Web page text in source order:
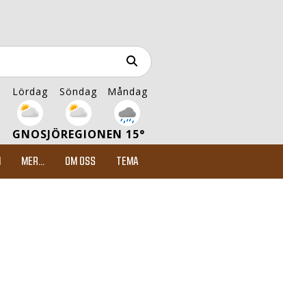
Lördag Söndag Måndag
GNOSJÖREGIONEN 15°
MER... OM OSS TEMA